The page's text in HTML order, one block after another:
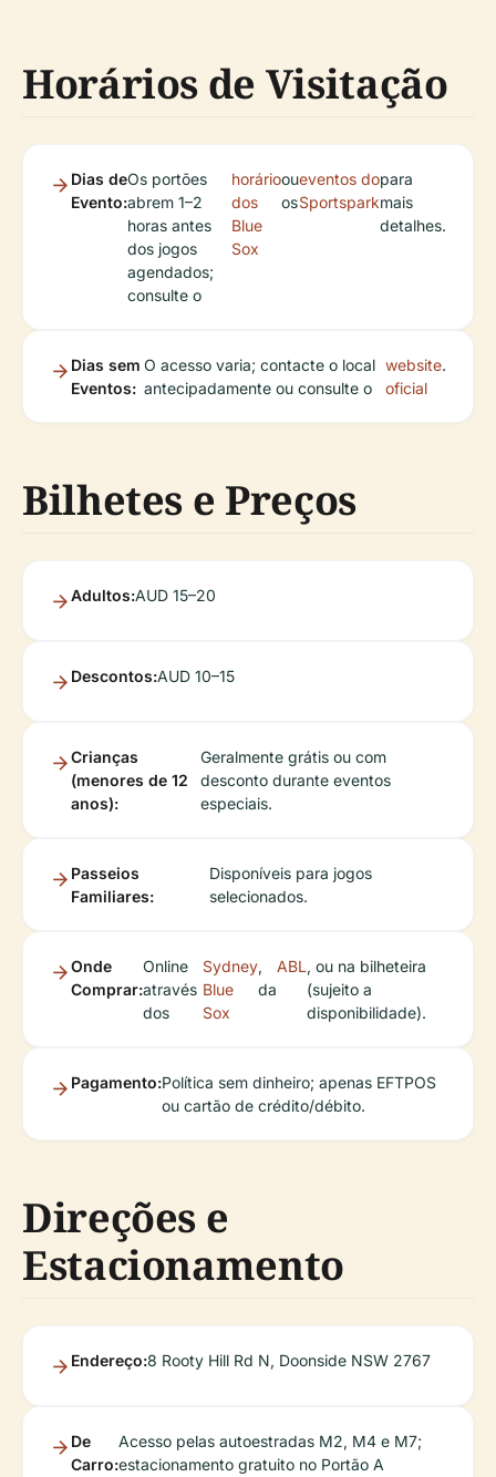
Horários de Visitação
Dias de
Evento:
Os portões
abrem 1–2
horas antes
dos jogos
agendados;
consulte o
horário
dos
Blue
Sox
ou
os
eventos do
Sportspark
para
mais
detalhes.
Dias sem
Eventos:
O acesso varia; contacte o local
antecipadamente ou consulte o
website
oficial
.
Bilhetes e Preços
Adultos:AUD 15–20
Descontos:AUD 10–15
Crianças
(menores de 12
anos):
Geralmente grátis ou com
desconto durante eventos
especiais.
Passeios
Familiares:
Disponíveis para jogos
selecionados.
Onde
Comprar:
Online
através
dos
Sydney
Blue
Sox
,
da
ABL, ou na bilheteira
(sujeito a
disponibilidade).
Pagamento:Política sem dinheiro; apenas EFTPOS
ou cartão de crédito/débito.
Direções e
Estacionamento
Endereço:8 Rooty Hill Rd N, Doonside NSW 2767
De
Carro:
Acesso pelas autoestradas M2, M4 e M7;
estacionamento gratuito no Portão A